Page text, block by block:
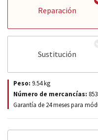
Reparación
Sustitución
Peso: 9.54kg
Número de mercancías:
Garantía de 24 meses para